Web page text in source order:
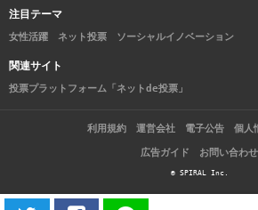
注目テーマ
女性活躍 ネット投票 ソーシャルイノベーション
関連サイト
投票プラットフォーム「ネットde投票」
利用規約 運営会社 電子公告 個人
広告ガイド お問い合わせ
© SPIRAL Inc.